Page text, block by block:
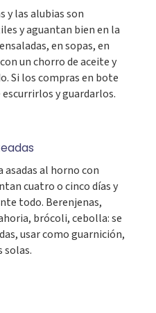
y las alubias son
y aguantan bien en la
en sopas, en
un chorro de aceite y
Si los compras en bote
y guardarlos.
asadas al horno con
cuatro o cinco días y
todo. Berenjenas,
brócoli, cebolla: se
usar como guarnición,
solas.